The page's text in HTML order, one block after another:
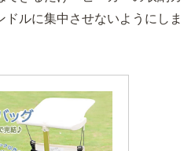
ドルに集中させないようにしま